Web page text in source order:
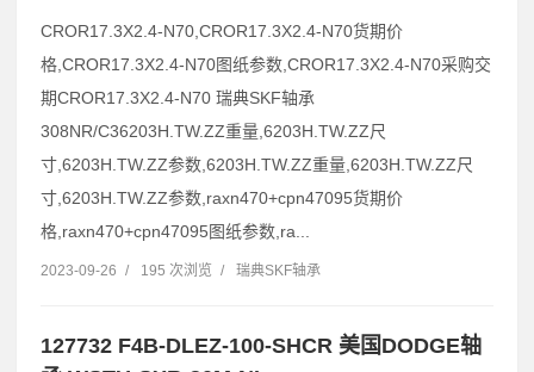
CROR17.3X2.4-N70,CROR17.3X2.4-N70货期价
格,CROR17.3X2.4-N70图纸参数,CROR17.3X2.4-N70采购交
期CROR17.3X2.4-N70 瑞典SKF轴承
308NR/C36203H.TW.ZZ重量,6203H.TW.ZZ尺
寸,6203H.TW.ZZ参数,6203H.TW.ZZ重量,6203H.TW.ZZ尺
寸,6203H.TW.ZZ参数,raxn470+cpn47095货期价
格,raxn470+cpn47095图纸参数,ra...
2023-09-26 / 195 次浏览 / 瑞典SKF轴承
127732 F4B-DLEZ-100-SHCR 美国DODGE轴